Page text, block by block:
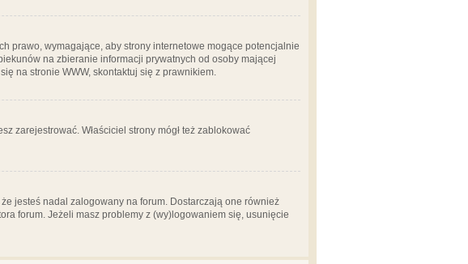
prawo, wymagające, aby strony internetowe mogące potencjalnie
na zbieranie informacji prywatnych od osoby mającej
na stronie WWW, skontaktuj się z prawnikiem.
zarejestrować. Właściciel strony mógł też zablokować
jesteś nadal zalogowany na forum. Dostarczają one również
forum. Jeżeli masz problemy z (wy)logowaniem się, usunięcie